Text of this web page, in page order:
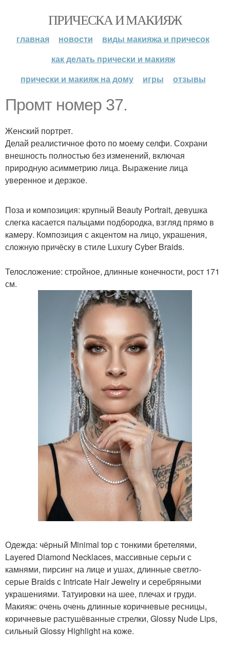
ПРИЧЕСКА И МАКИЯЖ
главная новости
виды макияжа и причесок
как делать прически и макияж
прически и макияж на дому
игры отзывы
Промт номер 37.
Женский портрет.
Делай реалистичное фото по моему селфи. Сохрани
внешность полностью без изменений, включая
природную асимметрию лица. Выражение лица
уверенное и дерзкое.
Поза и композиция: крупный Beauty Portrait, девушка
слегка касается пальцами подбородка, взгляд прямо в
камеру. Композиция с акцентом на лицо, украшения,
сложную причёску в стиле Luxury Cyber Braids.
Телосложение: стройное, длинные конечности, рост 171
см.
Одежда: чёрный Minimal top с тонкими бретелями,
Layered Diamond Necklaces, массивные серьги с
камнями, пирсинг на лице и ушах, длинные светло-
серые Braids с Intricate Hair Jewelry и серебряными
украшениями. Татуировки на шее, плечах и груди.
Макияж: очень очень длинные коричневые ресницы,
коричневые растушёванные стрелки, Glossy Nude Lips,
сильный Glossy Highlight на коже.